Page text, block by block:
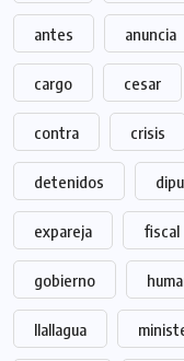
antes anuncia
cargo cesar
contra crisis
detenidos
expareja fiscal
gobierno
llallagua